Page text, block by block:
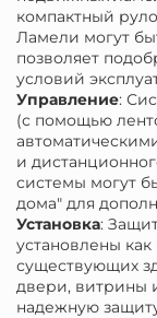
компактный
Ламели могут
позволяет
условий
Управление:
(с помощью
и
системы могут
дома" для
Установка:
установлены как
существующих
двери, витрины
надежную